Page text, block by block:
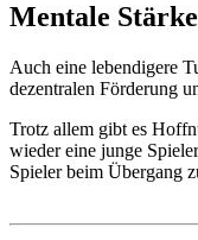
Mentale
Auch eine lebendigere
dezentralen Förderung
Trotz allem gibt es
wieder eine junge
Spieler beim Übergang